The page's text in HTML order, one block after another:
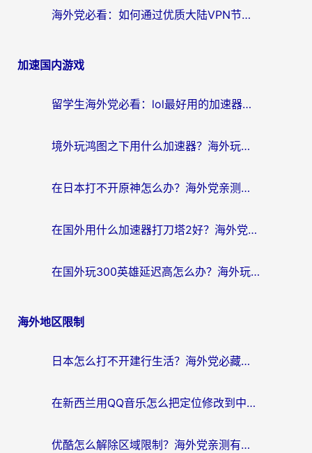
海外党必看：如何通过优质大陆VPN节点无缝访问国内资源？
加速国内游戏
留学生海外党必看：lol最好用的加速器怎么选？附一梦江湖、神鬼传奇加速攻略
境外玩鸿图之下用什么加速器？海外玩家必看的国服游戏加速全攻略
在日本打不开原神怎么办？海外党亲测有效的国服游戏加速指南
在国外用什么加速器打刀塔2好？海外党国服游戏加速避坑指南
在国外玩300英雄延迟高怎么办？海外玩家亲测有效的加速器选择指南
海外地区限制
日本怎么打不开建行生活？海外党必藏的回国加速指南（含丹麦国外影音问题破解）
在新西兰用QQ音乐怎么把定位修改到中国国内？海外党听歌追剧的实用指南
优酷怎么解除区域限制？海外党亲测有效的回国加速器选择指南